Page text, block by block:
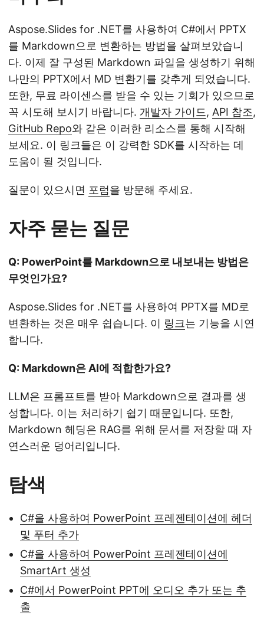
Aspose.Slides for .NET를 사용하여 C#에서 PPTX
를 Markdown으로 변환하는 방법을 살펴보았습니
다. 이제 잘 구성된 Markdown 파일을 생성하기 위해
나만의 PPTX에서 MD 변환기를 갖추게 되었습니다.
또한, 무료 라이센스를 받을 수 있는 기회가 있으므로
꼭 시도해 보시기 바랍니다. 개발자 가이드, API 참조,
GitHub Repo와 같은 이러한 리소스를 통해 시작해
보세요. 이 링크들은 이 강력한 SDK를 시작하는 데
도움이 될 것입니다.
질문이 있으시면 포럼을 방문해 주세요.
자주 묻는 질문
Q: PowerPoint를 Markdown으로 내보내는 방법은
무엇인가요?
Aspose.Slides for .NET를 사용하여 PPTX를 MD로
변환하는 것은 매우 쉽습니다. 이 링크는 기능을 시연
합니다.
Q: Markdown은 AI에 적합한가요?
LLM은 프롬프트를 받아 Markdown으로 결과를 생
성합니다. 이는 처리하기 쉽기 때문입니다. 또한,
Markdown 헤딩은 RAG를 위해 문서를 저장할 때 자
연스러운 덩어리입니다.
탐색
C#을 사용하여 PowerPoint 프레젠테이션에 헤더
및 푸터 추가
C#을 사용하여 PowerPoint 프레젠테이션에
SmartArt 생성
C#에서 PowerPoint PPT에 오디오 추가 또는 추
출